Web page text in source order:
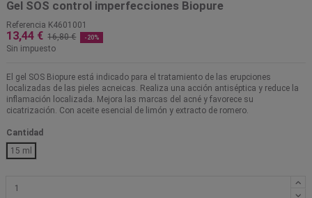
Gel SOS control imperfecciones Biopure
Referencia K4601001
13,44 € 16,80 € -20%
Sin impuesto
El gel SOS Biopure está indicado para el tratamiento de las erupciones
localizadas de las pieles acneicas. Realiza una acción antiséptica y reduce la
inflamación localizada. Mejora las marcas del acné y favorece su
cicatrización. Con aceite esencial de limón y extracto de romero.
Cantidad
15 ml